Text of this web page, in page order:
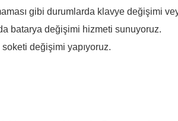
gibi durumlarda klavye değişimi
batarya değişimi hizmeti sunuyoruz.
soketi değişimi yapıyoruz.